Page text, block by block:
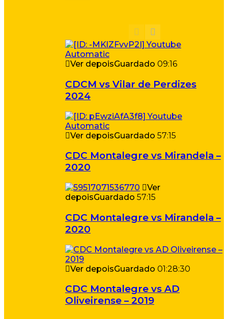
Ver depoisGuardado 09:16
CDCM vs Vilar de Perdizes
2024
Ver depoisGuardado 57:15
CDC Montalegre vs Mirandela –
2020
Ver
depoisGuardado 57:15
CDC Montalegre vs Mirandela –
2020
Ver depoisGuardado 01:28:30
CDC Montalegre vs AD
Oliveirense – 2019